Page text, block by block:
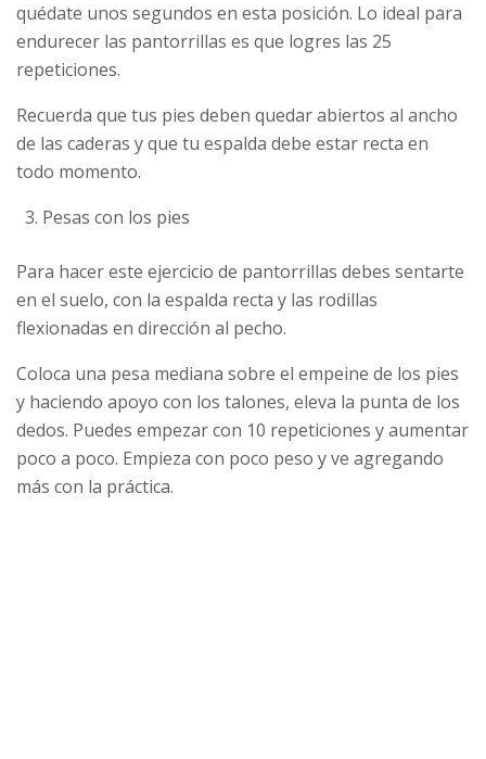
quédate unos segundos en esta posición. Lo ideal para
endurecer las pantorrillas es que logres las 25
repeticiones.
Recuerda que tus pies deben quedar abiertos al ancho
de las caderas y que tu espalda debe estar recta en
todo momento.
Pesas con los pies
Para hacer este ejercicio de pantorrillas debes sentarte
en el suelo, con la espalda recta y las rodillas
flexionadas en dirección al pecho.
Coloca una pesa mediana sobre el empeine de los pies
y haciendo apoyo con los talones, eleva la punta de los
dedos. Puedes empezar con 10 repeticiones y aumentar
poco a poco. Empieza con poco peso y ve agregando
más con la práctica.